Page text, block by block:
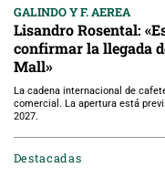
GALINDO Y F. AEREA
Lisandro Rosental:
confirmar la llegada
Mall»
La cadena internacional de
comercial. La apertura está
2027.
Destacadas